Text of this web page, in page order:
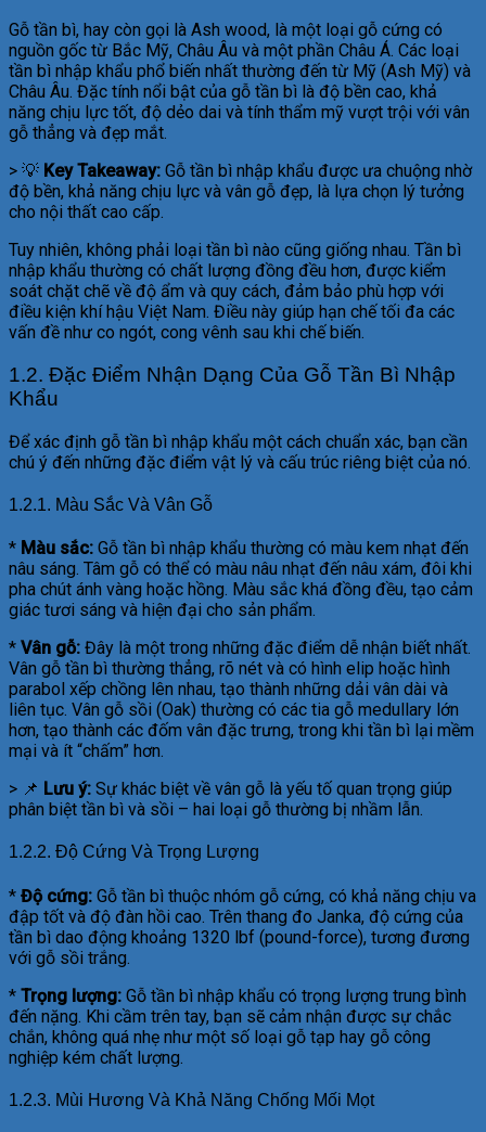
Gỗ tần bì, hay còn gọi là Ash wood, là một loại gỗ cứng có
nguồn gốc từ Bắc Mỹ, Châu Âu và một phần Châu Á. Các loại
tần bì nhập khẩu phổ biến nhất thường đến từ Mỹ (Ash Mỹ) và
Châu Âu. Đặc tính nổi bật của gỗ tần bì là độ bền cao, khả
năng chịu lực tốt, độ dẻo dai và tính thẩm mỹ vượt trội với vân
gỗ thẳng và đẹp mắt.
> 💡 Key Takeaway: Gỗ tần bì nhập khẩu được ưa chuộng nhờ
độ bền, khả năng chịu lực và vân gỗ đẹp, là lựa chọn lý tưởng
cho nội thất cao cấp.
Tuy nhiên, không phải loại tần bì nào cũng giống nhau. Tần bì
nhập khẩu thường có chất lượng đồng đều hơn, được kiểm
soát chặt chẽ về độ ẩm và quy cách, đảm bảo phù hợp với
điều kiện khí hậu Việt Nam. Điều này giúp hạn chế tối đa các
vấn đề như co ngót, cong vênh sau khi chế biến.
1.2. Đặc Điểm Nhận Dạng Của Gỗ Tần Bì Nhập
Khẩu
Để xác định gỗ tần bì nhập khẩu một cách chuẩn xác, bạn cần
chú ý đến những đặc điểm vật lý và cấu trúc riêng biệt của nó.
1.2.1. Màu Sắc Và Vân Gỗ
* Màu sắc: Gỗ tần bì nhập khẩu thường có màu kem nhạt đến
nâu sáng. Tâm gỗ có thể có màu nâu nhạt đến nâu xám, đôi khi
pha chút ánh vàng hoặc hồng. Màu sắc khá đồng đều, tạo cảm
giác tươi sáng và hiện đại cho sản phẩm.
* Vân gỗ: Đây là một trong những đặc điểm dễ nhận biết nhất.
Vân gỗ tần bì thường thẳng, rõ nét và có hình elip hoặc hình
parabol xếp chồng lên nhau, tạo thành những dải vân dài và
liên tục. Vân gỗ sồi (Oak) thường có các tia gỗ medullary lớn
hơn, tạo thành các đốm vân đặc trưng, trong khi tần bì lại mềm
mại và ít “chấm” hơn.
> 📌 Lưu ý: Sự khác biệt về vân gỗ là yếu tố quan trọng giúp
phân biệt tần bì và sồi – hai loại gỗ thường bị nhầm lẫn.
1.2.2. Độ Cứng Và Trọng Lượng
* Độ cứng: Gỗ tần bì thuộc nhóm gỗ cứng, có khả năng chịu va
đập tốt và độ đàn hồi cao. Trên thang đo Janka, độ cứng của
tần bì dao động khoảng 1320 lbf (pound-force), tương đương
với gỗ sồi trắng.
* Trọng lượng: Gỗ tần bì nhập khẩu có trọng lượng trung bình
đến nặng. Khi cầm trên tay, bạn sẽ cảm nhận được sự chắc
chắn, không quá nhẹ như một số loại gỗ tạp hay gỗ công
nghiệp kém chất lượng.
1.2.3. Mùi Hương Và Khả Năng Chống Mối Mọt